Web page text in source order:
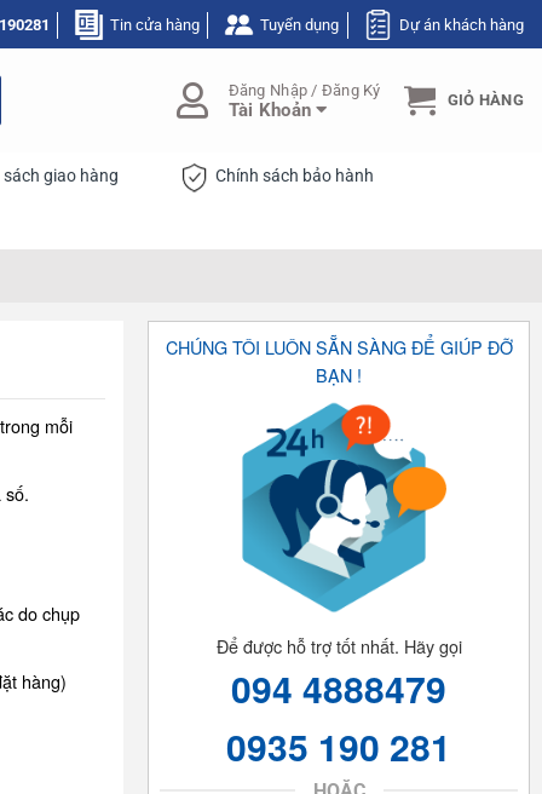
Tin cửa hàng Tuyển dụng Dự án khách hàng
Đăng Nhập / Đăng Ký
Tài Khoản GIỎ HÀNG
giao hàng Chính sách bảo hành
mỗi
số.
do chụp
hàng)
CHÚNG TÔI LUÔN SẴN SÀNG ĐỂ GIÚP ĐỠ
BẠN !
Để được hỗ trợ tốt nhất. Hãy gọi
094 4888479
0935 190 281